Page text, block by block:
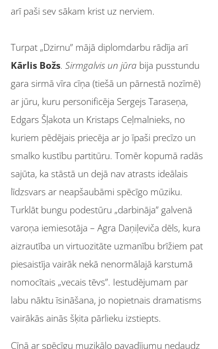
arī paši sev sākam krist uz nerviem.
Turpat „Dzirnu” mājā diplomdarbu rādīja arī
Kārlis Božs.Sirmgalvis un jūra bija pusstundu
gara sirmā vīra cīņa (tiešā un pārnestā nozīmē)
ar jūru, kuru personificēja Sergejs Taraseņa,
Edgars Šļakota un Kristaps Ceļmalnieks, no
kuriem pēdējais priecēja ar jo īpaši precīzo un
smalko kustību partitūru. Tomēr kopumā radās
sajūta, ka stāstā un dejā nav atrasts ideālais
līdzsvars ar neapšaubāmi spēcīgo mūziku.
Turklāt bungu podestūru „darbināja” galvenā
varoņa iemiesotāja – Agra Daņiļeviča dēls, kura
aizrautība un virtuozitāte uzmanību brīžiem pat
piesaistīja vairāk nekā nenormālajā karstumā
nomocītais „vecais tēvs”. Iestudējumam par
labu nāktu īsināšana, jo nopietnais dramatisms
vairākās ainās šķita pārlieku izstiepts.
Cīņā ar spēcīgu muzikālo pavadījumu nedaudz